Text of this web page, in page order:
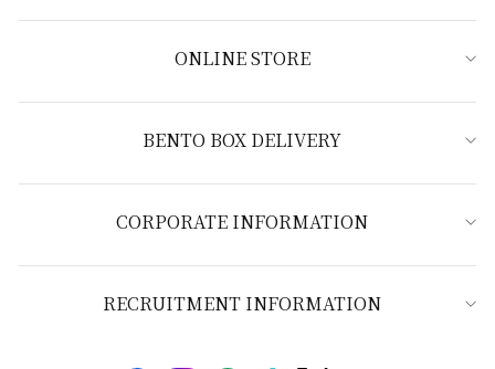
ONLINE STORE
BENTO BOX DELIVERY
CORPORATE INFORMATION
RECRUITMENT INFORMATION